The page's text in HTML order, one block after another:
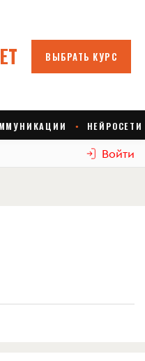
Войти